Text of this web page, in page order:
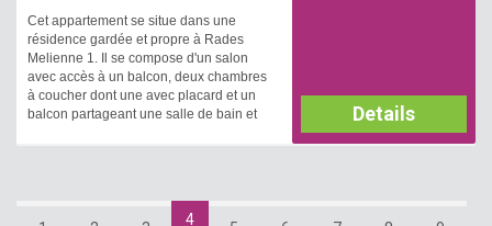
Cet appartement se situe dans une
résidence gardée et propre à Rades
Melienne 1. Il se compose d'un salon
avec accès à un balcon, deux chambres
à coucher dont une avec placard et un
balcon partageant une salle de bain et
Details
4